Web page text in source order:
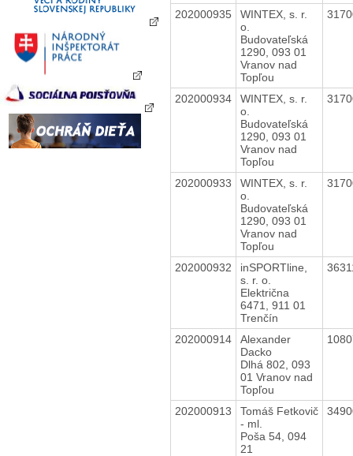
202000935
WINTEX, s. r.
o.
Budovateľská
1290, 093 01
Vranov nad
Topľou
202000934
WINTEX, s. r.
o.
Budovateľská
1290, 093 01
Vranov nad
Topľou
202000933
WINTEX, s. r.
o.
Budovateľská
1290, 093 01
Vranov nad
Topľou
202000932
inSPORTline,
s. r. o.
Električna
6471, 911 01
Trenčín
202000914
Alexander
Dacko
Dlhá 802, 093
01 Vranov nad
Topľou
202000913
Tomáš Fetkovič
- ml.
Poša 54, 094
21